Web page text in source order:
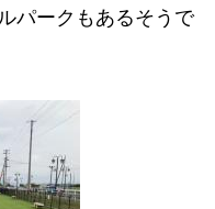
パークもあるそうで